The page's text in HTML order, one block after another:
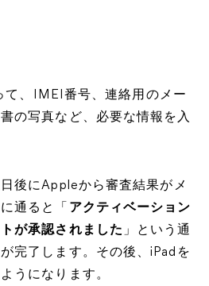
て、IMEI番号、連絡用のメー
の写真など、必要な情報を入
後にAppleから審査結果がメ
通ると「 アクティベーション
が承認されました 」という通
完了します。その後、iPadを
うになります。